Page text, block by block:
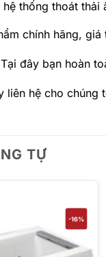
thống thoát
chính hãng,
Tại đây bạn hoàn
liên hệ cho chúng
TỰ
-16%